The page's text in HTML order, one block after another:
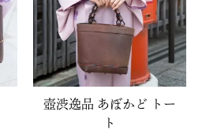
壺渋逸品 あぼかど トー
ト